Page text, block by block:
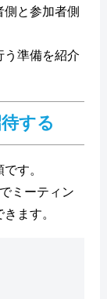
と参加者側
う準備を紹介
する
す。
ミーティン
ます。